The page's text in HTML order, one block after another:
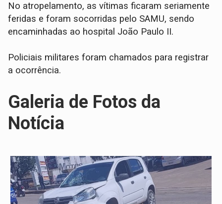
No atropelamento, as vítimas ficaram seriamente
feridas e foram socorridas pelo SAMU, sendo
encaminhadas ao hospital João Paulo II.
Policiais militares foram chamados para registrar
a ocorrência.
Galeria de Fotos da
Notícia